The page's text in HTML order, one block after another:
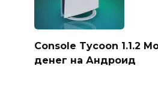
Console Tycoon 1.1.2
денег на Андроид